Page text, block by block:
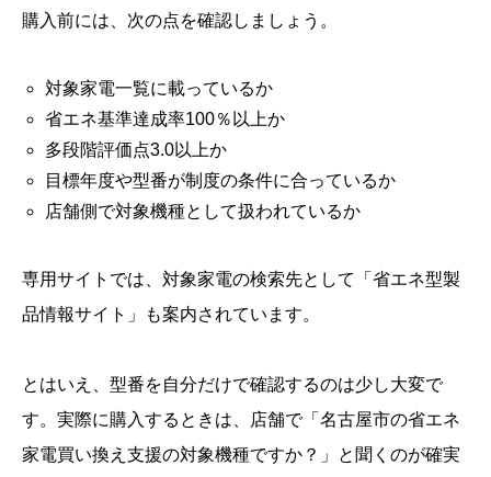
購入前には、次の点を確認しましょう。
対象家電一覧に載っているか
省エネ基準達成率100％以上か
多段階評価点3.0以上か
目標年度や型番が制度の条件に合っているか
店舗側で対象機種として扱われているか
専用サイトでは、対象家電の検索先として「省エネ型製
品情報サイト」も案内されています。
とはいえ、型番を自分だけで確認するのは少し大変で
す。実際に購入するときは、店舗で「名古屋市の省エネ
家電買い換え支援の対象機種ですか？」と聞くのが確実